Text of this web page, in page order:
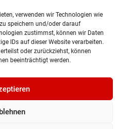
verwenden wir Technologien wie
speichern und/oder darauf
zustimmst, können wir Daten
IDs auf dieser Website verarbeiten.
oder zurückziehst, können
beeinträchtigt werden.
2026
SportwagenhandelsgmbH.